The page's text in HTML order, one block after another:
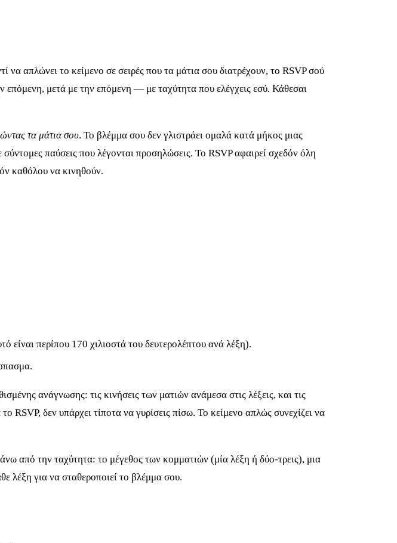
να απλώνει το κείμενο σε σειρές που τα μάτια σου διατρέχουν, το RSVP σού
επόμενη, μετά με την επόμενη — με ταχύτητα που ελέγχεις εσύ. Κάθεσαι
τα μάτια σου. Το βλέμμα σου δεν γλιστράει ομαλά κατά μήκος μιας
σύντομες παύσεις που λέγονται προσηλώσεις. Το RSVP αφαιρεί σχεδόν όλη
καθόλου να κινηθούν.
είναι περίπου 170 χιλιοστά του δευτερολέπτου ανά λέξη).
ανάγνωσης: τις κινήσεις των ματιών ανάμεσα στις λέξεις, και τις
δεν υπάρχει τίποτα να γυρίσεις πίσω. Το κείμενο απλώς συνεχίζει να
από την ταχύτητα: το μέγεθος των κομματιών (μία λέξη ή δύο-τρεις), μια
λέξη για να σταθεροποιεί το βλέμμα σου.